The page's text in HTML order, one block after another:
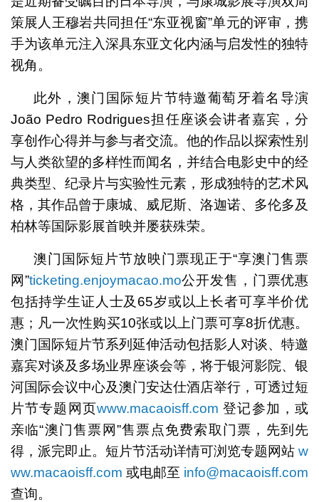
策展人王穆岩共同担任“东亚视窗”单元的评审，携
手为该单元注入深具东亚文化内涵与启发性的独特
视角。
此外，澳门国际短片节特邀葡萄牙着名导演
João Pedro Rodrigues担任座谈会讲者嘉宾，分
享创作心得并与参与者交流。他的作品以探索性别
与人类欲望的多样性而闻名，并结合电影史中的经
典类型、纪录片与实验性元素，形成独特的艺术风
格，其作品曾于康城、威尼斯、洛迦诺、多伦多及
柏林等国际影展首映并屡获殊荣。
澳门国际短片节放映门票现正于“享澳门售票
网”ticketing.enjoymacao.mo公开发售，门票优惠
包括持学生证人士及65岁或以上长者可享半价优
惠；凡一次性购买10张或以上门票可享8折优惠。
澳门国际短片节系列延伸活动包括影人对谈、特邀
嘉宾对谈及多场业界座谈会等，将于银河影院、银
河国际会议中心及澳门安达仕酒店举行，可透过短
片节专题网页www.macaoisff.com 登记参加，或
亲临“澳门售票网”售票点免费索取门票，先到先
得，派完即止。短片节活动详情可浏览专题网站w
ww.macaoisff.com 或电邮至 info@macaoisff.com
查询。